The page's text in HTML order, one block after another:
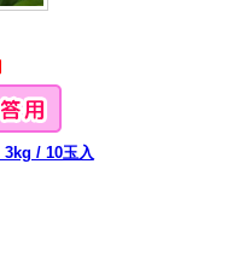
3kg / 10玉入